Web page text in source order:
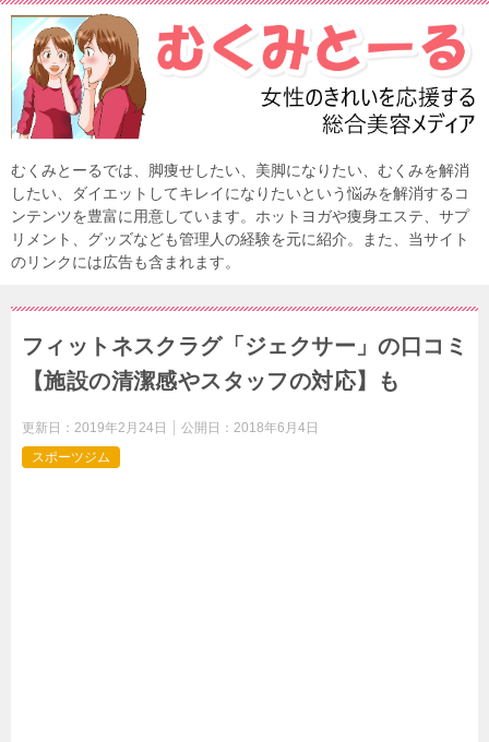
むくみとーるでは、脚痩せしたい、美脚になりたい、むくみを解消
したい、ダイエットしてキレイになりたいという悩みを解消するコ
ンテンツを豊富に用意しています。ホットヨガや痩身エステ、サプ
リメント、グッズなども管理人の経験を元に紹介。また、当サイト
のリンクには広告も含まれます。
フィットネスクラグ「ジェクサー」の口コミ
【施設の清潔感やスタッフの対応】も
更新日： 2019年2月24日 公開日： 2018年6月4日
スポーツジム